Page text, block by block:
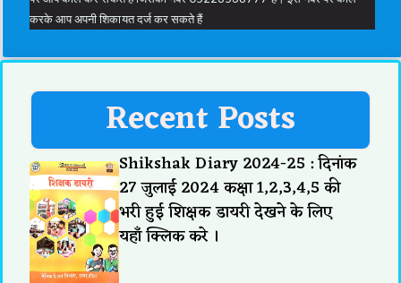
करके आप अपनी शिकायत दर्ज कर सकते हैं
Recent Posts
Shikshak Diary 2024-25 : दिनांक
27 जुलाई 2024 कक्षा 1,2,3,4,5 की
भरी हुई शिक्षक डायरी देखने के लिए
यहाँ क्लिक करे ।